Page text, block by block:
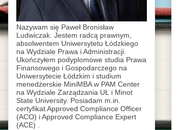
Nazywam się Paweł Bronisław
Ludwiczak. Jestem radcą prawnym,
absolwentem Uniwersytetu Łódzkiego
na Wydziale Prawa i Administracji.
Ukończyłem podyplomowe studia Prawa
Finansowego i Gospodarczego na
Uniwersytecie Łódzkim i studium
menedżerskie MiniMBA w PAM Center
na Wydziale Zarządzania UŁ i Minot
State University. Posiadam m.in.
certyfikat Approved Compliance Officer
(ACO) i Approved Compliance Expert
(ACE) .